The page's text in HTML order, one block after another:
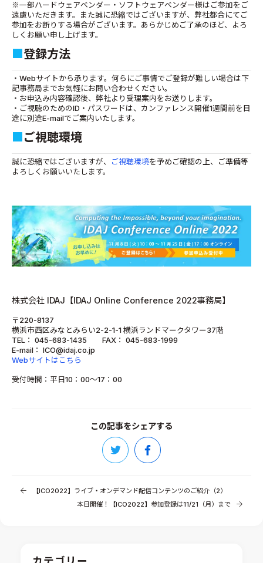
※一部ハードウェアベンダー・ソフトウェアベンダー様はご参加をご
遠慮いただきます。また誠に恐縮ではございますが、弊社都合にてご
参加をお断りする場合がございます。あらかじめご了承のほど、よろ
しくお願い申し上げます。
登録方法
・Webサイトから承ります。何らにご事情でご登録が難しい場合は下
記事務局までお気軽にお問い合わせください。
・お申込み内容確認後、弊社より受理案内をお送りします。
・ご視聴のためのID・パスワードは、カンファレンス開催1週間前を目
途に別途E-mailでご案内いたします。
ご視聴環境
誠に恐縮ではございますが、 ご視聴環境を予めご確認の上、ご準備等
よろしくお願いいたします。
株式会社 IDAJ【IDAJ Online Conference 2022事務局】
〒220-8137
横浜市西区みなとみらい2-2-1-1 横浜ランドマークタワー37階
TEL： 045-683-1435 FAX： 045-683-1999
E-mail： ICO@idaj.co.jp
Webサイトはこちら
受付時間：平日10：00～17：00
この記事をシェアする
【ICO2022】ライブ・オンデマンド配信コンテンツのご紹介（2）
本日開催！【ICO2022】参加登録は11/21（月）まで